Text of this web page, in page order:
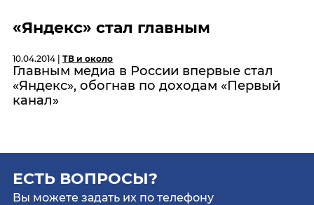
«Яндекс» стал главным
10.04.2014 | ТВ и около
Главным медиа в России впервые стал
«Яндекс», обогнав по доходам «Первый
канал»
ЕСТЬ ВОПРОСЫ?
Вы можете задать их по телефону